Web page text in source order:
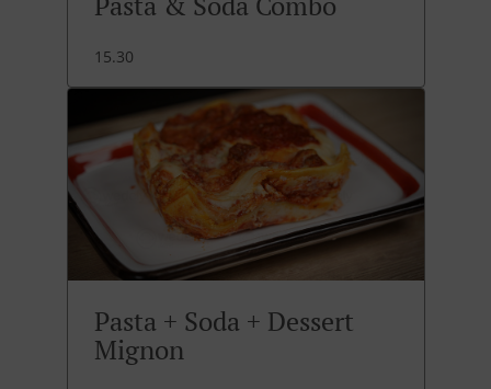
15.30
Pasta + Soda + Dessert
Mignon